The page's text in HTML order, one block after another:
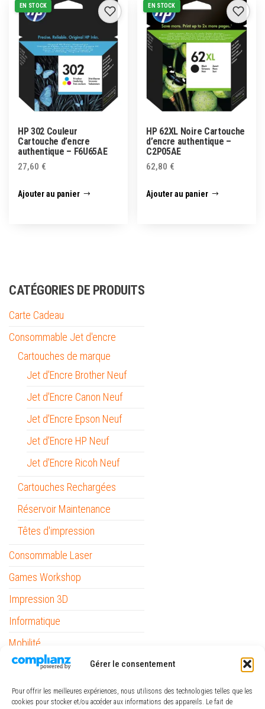
Gérer le consentement
Pour offrir les meilleures expériences, nous utilisons des technologies telles que les
cookies pour stocker et/ou accéder aux informations des appareils. Le fait de
EN STOCK
HP 302 Couleur
Cartouche d’encre
authentique – F6U65AE
27,60 €
Ajouter au panier
EN STOCK
HP 62XL Noire Cartouche
d’encre authentique –
C2P05AE
62,80 €
Ajouter au panier
CATÉGORIES DE PRODUITS
Carte Cadeau
Consommable Jet d'encre
Cartouches de marque
Jet d'Encre Brother Neuf
Jet d'Encre Canon Neuf
Jet d'Encre Epson Neuf
Jet d'Encre HP Neuf
Jet d'Encre Ricoh Neuf
Cartouches Rechargées
Réservoir Maintenance
Têtes d'impression
Consommable Laser
Games Workshop
Impression 3D
Informatique
Mobilité
Outils
Papeterie / Bureau